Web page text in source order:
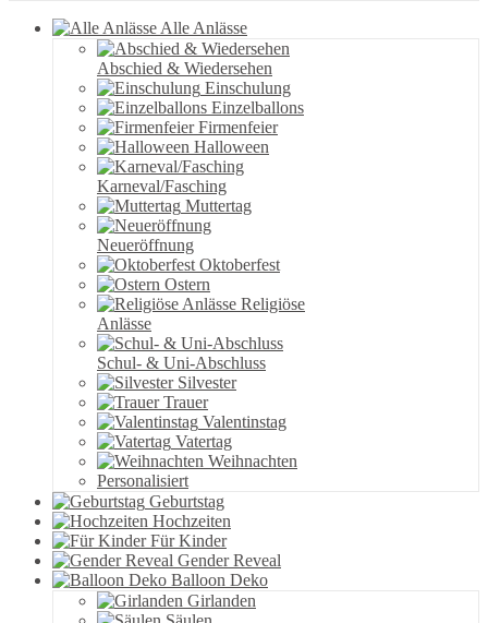
Alle Anlässe
Abschied & Wiedersehen
Einschulung
Einzelballons
Firmenfeier
Halloween
Karneval/Fasching
Muttertag
Neueröffnung
Oktoberfest
Ostern
Religiöse
Anlässe
Schul- & Uni-Abschluss
Silvester
Trauer
Valentinstag
Vatertag
Weihnachten
Personalisiert
Geburtstag
Hochzeiten
Für Kinder
Gender Reveal
Balloon Deko
Girlanden